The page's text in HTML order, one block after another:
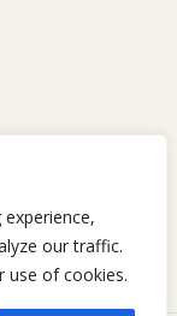
our traffic.
use of cookies.